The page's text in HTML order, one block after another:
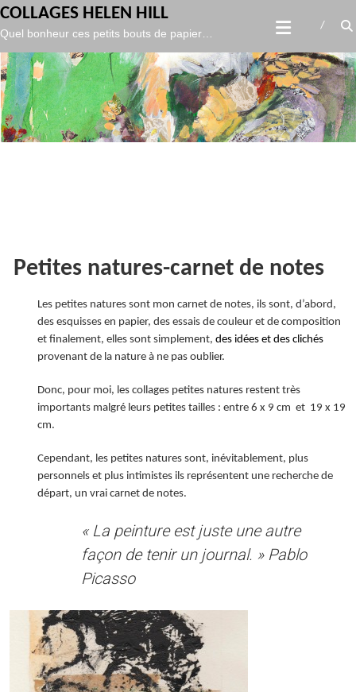
gtag('config', 'UA-119986127-1', );
to
content
COLLAGES HELEN HILL
Quel bonheur ces petits bouts de papier…
Petites natures-carnet de notes
Les petites natures sont mon carnet de notes, ils sont, d’abord,
des esquisses en papier, des essais de couleur et de composition
et finalement, elles sont simplement, des idées et des clichés
provenant de la nature à ne pas oublier.
Donc, pour moi, les collages petites natures restent très
importants malgré leurs petites tailles : entre 6 x 9 cm et 19 x 19
cm.
Cependant, les petites natures sont, inévitablement, plus
personnels et plus intimistes ils représentent une recherche de
départ, un vrai carnet de notes.
« La peinture est juste une autre
façon de tenir un journal. » Pablo
Picasso